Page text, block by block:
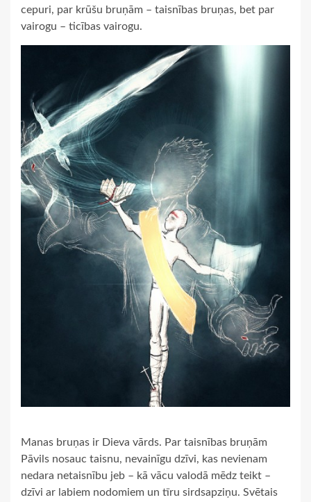
cepuri, par krūšu bruņām – taisnības bruņas, bet par
vairogu – ticības vairogu.
Manas bruņas ir Dieva vārds. Par taisnības bruņām
Pāvils nosauc taisnu, nevainīgu dzīvi, kas nevienam
nedara netaisnību jeb – kā vācu valodā mēdz teikt –
dzīvi ar labiem nodomiem un tīru sirdsapziņu. Svētais